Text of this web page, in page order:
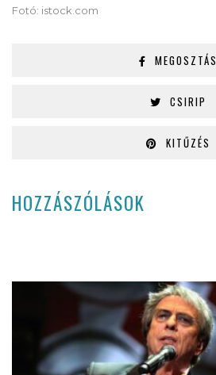
Fotó: istock.com
MEGOSZTÁS
CSIRIP
KITŰZÉS
HOZZÁSZÓLÁSOK